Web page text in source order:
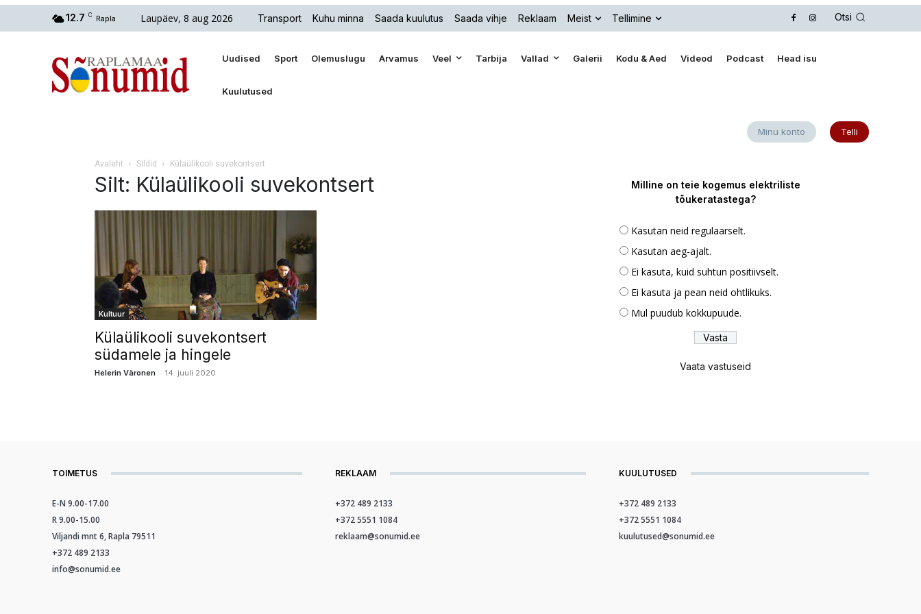
12.7 C Rapla Laupäev, 8 aug 2026 Transport Kuhu minna Saada kuulutus Saada vihje Reklaam Meist Tellimine Otsi
Uudised Sport Olemuslugu Arvamus Veel Tarbija Vallad Galerii Kodu & Aed Videod Podcast Head isu
Kuulutused
Minu konto Telli
Avaleht Sildid Külaülikooli suvekontsert
Silt: Külaülikooli suvekontsert
Kultuur
Külaülikooli suvekontsert
südamele ja hingele
Helerin Väronen - 14. juuli 2020
Milline on teie kogemus elektriliste
tõukeratastega?
Kasutan neid regulaarselt.
Kasutan aeg-ajalt.
Ei kasuta, kuid suhtun positiivselt.
Ei kasuta ja pean neid ohtlikuks.
Mul puudub kokkupuude.
Vaata vastuseid
TOIMETUS
E-N 9.00-17.00
R 9.00-15.00
Viljandi mnt 6, Rapla 79511
+372 489 2133
info@sonumid.ee
REKLAAM
+372 489 2133
+372 5551 1084
reklaam@sonumid.ee
KUULUTUSED
+372 489 2133
+372 5551 1084
kuulutused@sonumid.ee